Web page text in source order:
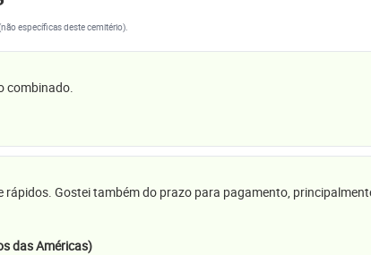
específicas deste cemitério).
combinado.
Gostei também do prazo para pagamento,
das Américas)